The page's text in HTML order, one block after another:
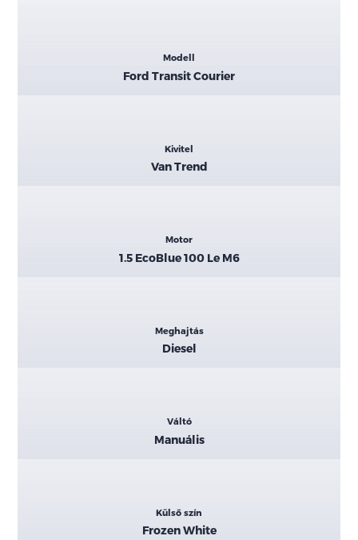
Modell
Ford Transit Courier
Kivitel
Van Trend
Motor
1.5 EcoBlue 100 Le M6
Meghajtás
Diesel
Váltó
Manuális
Külső szín
Frozen White